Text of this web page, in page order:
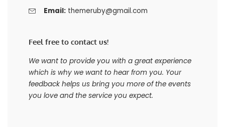
Email: themeruby@gmail.com
Feel free to contact us!
We want to provide you with a great experience
which is why we want to hear from you. Your
feedback helps us bring you more of the events
you love and the service you expect.